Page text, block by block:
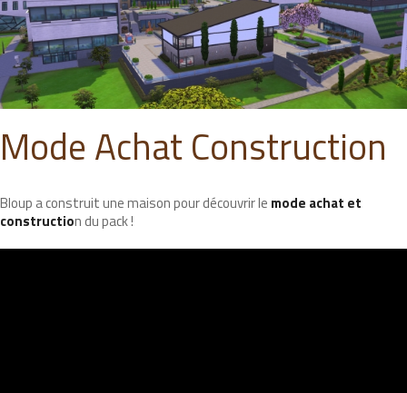
Mode Achat Construction
Bloup a construit une maison pour découvrir le mode achat et
construction du pack !